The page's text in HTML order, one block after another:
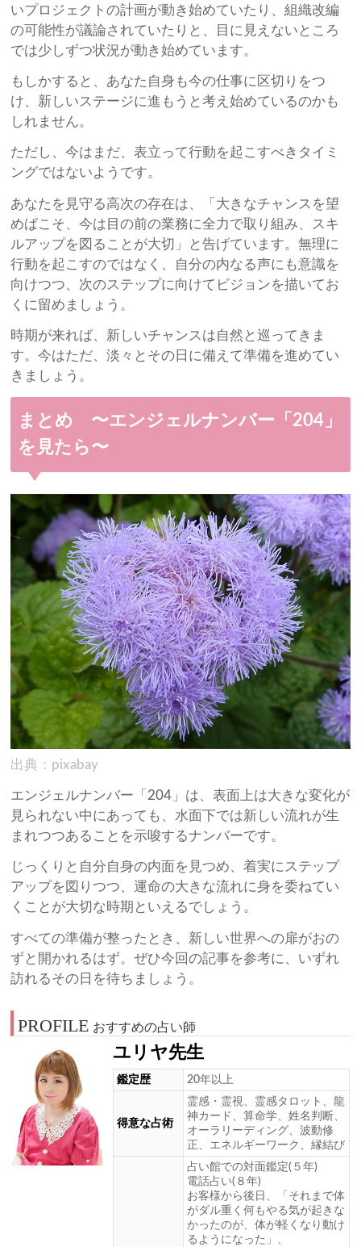
いプロジェクトの計画が動き始めていたり、組織改編
の可能性が議論されていたりと、目に見えないところ
では少しずつ状況が動き始めています。
もしかすると、あなた自身も今の仕事に区切りをつ
け、新しいステージに進もうと考え始めているのかも
しれません。
ただし、今はまだ、表立って行動を起こすべきタイミ
ングではないようです。
あなたを見守る高次の存在は、「大きなチャンスを望
めばこそ、今は目の前の業務に全力で取り組み、スキ
ルアップを図ることが大切」と告げています。無理に
行動を起こすのではなく、自分の内なる声にも意識を
向けつつ、次のステップに向けてビジョンを描いてお
くに留めましょう。
時期が来れば、新しいチャンスは自然と巡ってきま
す。今はただ、淡々とその日に備えて準備を進めてい
きましょう。
まとめ 〜エンジェルナンバー「204」
を見たら〜
出典：pixabay
エンジェルナンバー「204」は、表面上は大きな変化が
見られない中にあっても、水面下では新しい流れが生
まれつつあることを示唆するナンバーです。
じっくりと自分自身の内面を見つめ、着実にステップ
アップを図りつつ、運命の大きな流れに身を委ねてい
くことが大切な時期といえるでしょう。
すべての準備が整ったとき、新しい世界への扉がおの
ずと開かれるはず。ぜひ今回の記事を参考に、いずれ
訪れるその日を待ちましょう。
PROFILE おすすめの占い師
ユリヤ先生
鑑定歴 20年以上
得意な占術
霊感・霊視、霊感タロット、龍
神カード、算命学、姓名判断、
オーラリーディング、波動修
正、エネルギーワーク、縁結び
占い館での対面鑑定(５年)
電話占い(８年)
お客様から後日、「それまで体
がダル重く何もやる気が起きな
かったのが、体が軽くなり動け
るようになった」、